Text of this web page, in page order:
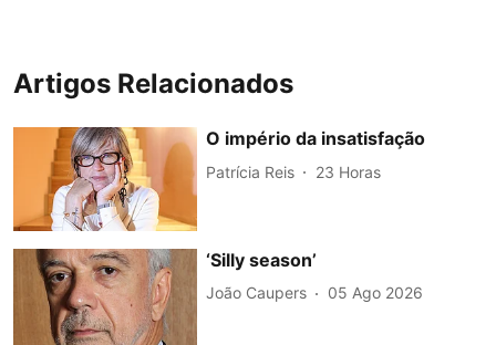
Artigos Relacionados
O império da insatisfação
Patrícia Reis 23 Horas
‘Silly season’
João Caupers 05 Ago 2026